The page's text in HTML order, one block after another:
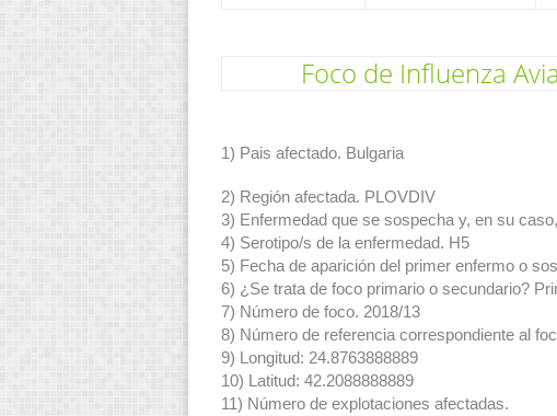
Foco de Influenza
1) Pais afectado. Bulgaria
2) Región afectada. PLOVDIV
3) Enfermedad que se sospecha y, en su
4) Serotipo/s de la enfermedad. H5
5) Fecha de aparición del primer enfermo o
6) ¿Se trata de foco primario o secundario?
7) Número de foco. 2018/13
8) Número de referencia correspondiente al
9) Longitud: 24.8763888889
10) Latitud: 42.2088888889
11) Número de explotaciones afectadas.